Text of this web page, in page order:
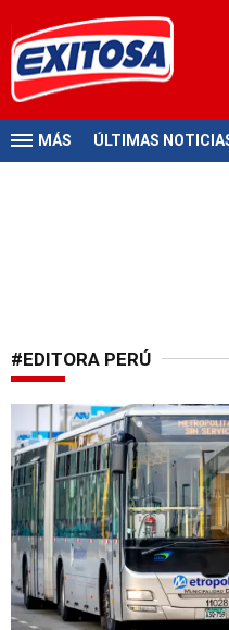
MÁS ÚLTIMAS
#EDITORA PERÚ
Modificación anunciada